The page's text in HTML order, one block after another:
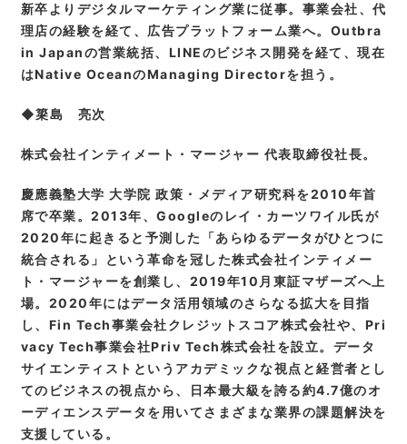
新卒よりデジタルマーケティング業に従事。事業会社、代
理店の経験を経て、広告プラットフォーム業へ。Outbra
in Japanの営業統括、LINEのビジネス開発を経て、現在
はNative OceanのManaging Directorを担う。
◆簗島 亮次
株式会社インティメート・マージャー 代表取締役社長。
慶應義塾大学 大学院 政策・メディア研究科を2010年首
席で卒業。2013年、Googleのレイ・カーツワイル氏が
2020年に起きると予測した「あらゆるデータがひとつに
統合される」という革命を冠した株式会社インティメー
ト・マージャーを創業し、2019年10月東証マザーズへ上
場。2020年にはデータ活用領域のさらなる拡大を目指
し、Fin Tech事業会社クレジットスコア株式会社や、Pri
vacy Tech事業会社Priv Tech株式会社を設立。データ
サイエンティストというアカデミックな視点と経営者とし
てのビジネスの視点から、日本最大級を誇る約4.7億のオ
ーディエンスデータを用いてさまざまな業界の課題解決を
支援している。